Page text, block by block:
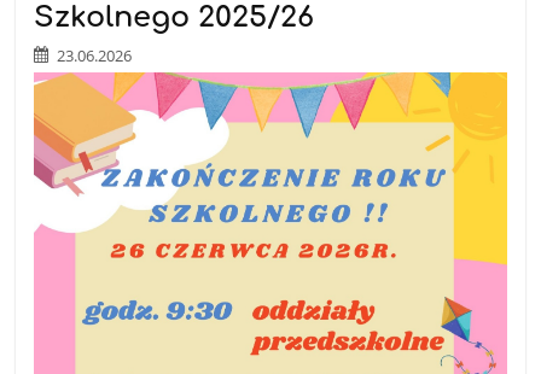
Szkolnego 2025/26
23.06.2026